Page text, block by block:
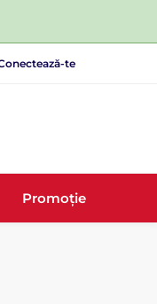
te
Promoție